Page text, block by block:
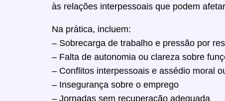
às relações interpessoais que podem
Na prática, incluem:
– Sobrecarga de trabalho e pressão por
– Falta de autonomia ou clareza sobre
– Conflitos interpessoais e assédio moral
– Insegurança sobre o emprego
– Jornadas sem recuperação adequada